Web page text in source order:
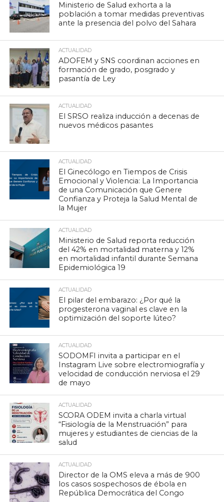
Ministerio de Salud exhorta a la
población a tomar medidas preventivas
ante la presencia del polvo del Sahara
ACTUALIDAD
ADOFEM y SNS coordinan acciones en
formación de grado, posgrado y
pasantía de Ley
ACTUALIDAD
El SRSO realiza inducción a decenas de
nuevos médicos pasantes
ACTUALIDAD
El Ginecólogo en Tiempos de Crisis
Emocional y Violencia: La Importancia
de una Comunicación que Genere
Confianza y Proteja la Salud Mental de
la Mujer
ACTUALIDAD
Ministerio de Salud reporta reducción
del 42% en mortalidad materna y 12%
en mortalidad infantil durante Semana
Epidemiológica 19
ACTUALIDAD
El pilar del embarazo: ¿Por qué la
progesterona vaginal es clave en la
optimización del soporte lúteo?
ACTUALIDAD
SODOMFI invita a participar en el
Instagram Live sobre electromiografía y
velocidad de conducción nerviosa el 29
de mayo
ACTUALIDAD
SCORA ODEM invita a charla virtual
“Fisiología de la Menstruación” para
mujeres y estudiantes de ciencias de la
salud
ACTUALIDAD
Director de la OMS eleva a más de 900
los casos sospechosos de ébola en
República Democrática del Congo